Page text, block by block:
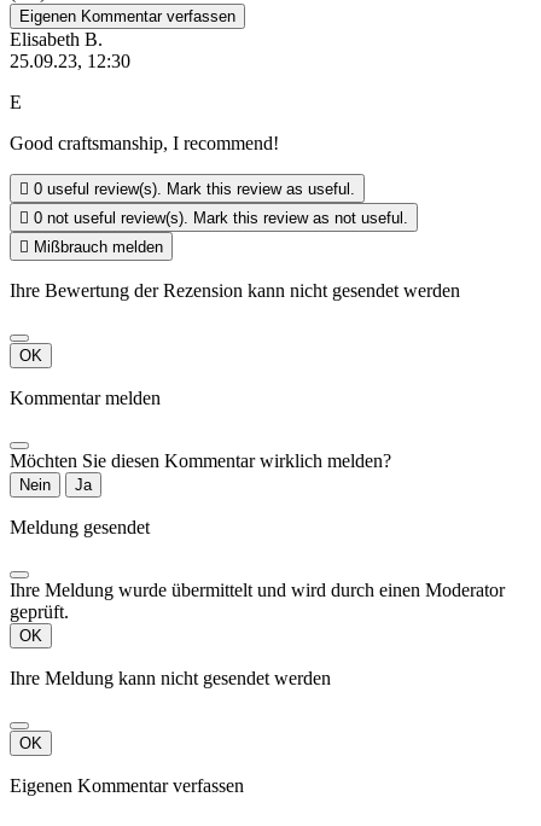
Eigenen Kommentar verfassen
Elisabeth B.
25.09.23, 12:30
E
Good craftsmanship, I recommend!
 0 useful review(s). Mark this review as useful.
 0 not useful review(s). Mark this review as not useful.
 Mißbrauch melden
Ihre Bewertung der Rezension kann nicht gesendet werden
OK
Kommentar melden
Möchten Sie diesen Kommentar wirklich melden?
Nein Ja
Meldung gesendet
Ihre Meldung wurde übermittelt und wird durch einen Moderator
geprüft.
OK
Ihre Meldung kann nicht gesendet werden
OK
Eigenen Kommentar verfassen